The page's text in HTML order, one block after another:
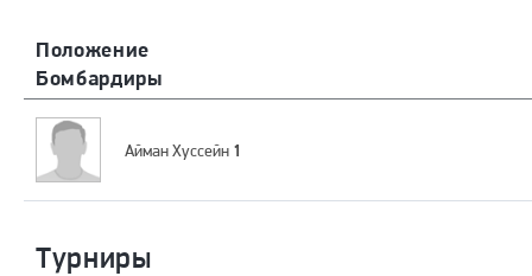
Положение
Бомбардиры
Айман Хуссейн 1
Турниры